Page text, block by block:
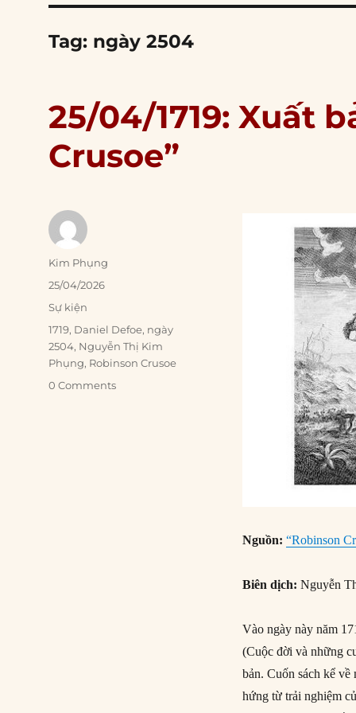
Tag: ngày 2504
25/04/1719: Xuất
Crusoe”
Nguồn:“Robinson
Biên dịch: Nguyễn
Vào ngày này năm
(Cuộc đời và những
bản. Cuốn sách kể
hứng từ trải nghiệm
Author
Kim Phụng
Posted
25/04/2026
Categories
Sự kiện
Tags
1719, Daniel Defoe, ngày
2504, Nguyễn Thị Kim
Phụng, Robinson Crusoe
0 Comments